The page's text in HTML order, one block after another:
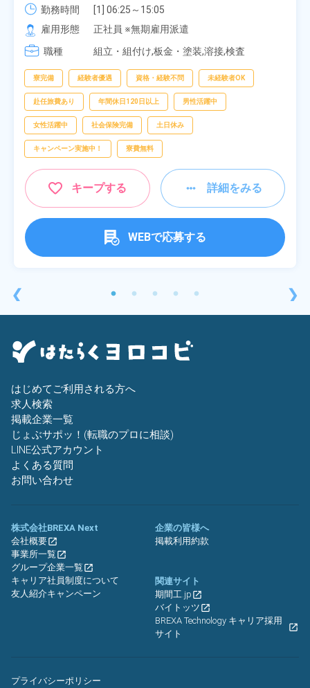
❮
勤務時間
[1] 06:25～15:05
[2] 16:00～00:40
[3] 16:30～01:10
[4] 08:00～16:40
雇用形態
正社員 ※無期雇用派遣
職種
組立・組付け,板金・塗装,溶接,検査
寮完備 経験者優遇 資格・経験不問 未経験者OK
赴任旅費あり 年間休日120日以上 男性活躍中
女性活躍中 社会保険完備 土日休み
キャンペーン実施中！ 寮費無料
キープする 詳細をみる
WEBで応募する
❯
はじめてご利用される方へ
求人検索
掲載企業一覧
じょぶサポッ！(転職のプロに相談)
LINE公式アカウント
よくある質問
お問い合わせ
株式会社BREXA Next
会社概要
事業所一覧
グループ企業一覧
キャリア社員制度について
友人紹介キャンペーン
企業の皆様へ
掲載利用約款
関連サイト
期間工.jp
バイトッツ
BREXA Technology キャリア採用
サイト
プライバシーポリシー